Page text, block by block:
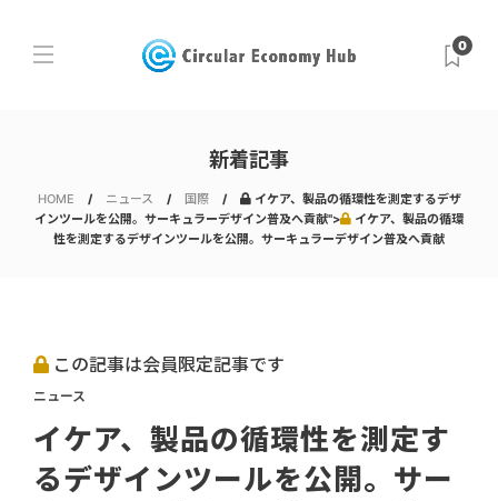
0
新着記事
HOME ニュース 国際
イケア、製品の循環性を測定するデザ
インツールを公開。サーキュラーデザイン普及へ貢献">
イケア、製品の循環
性を測定するデザインツールを公開。サーキュラーデザイン普及へ貢献
この記事は会員限定記事です
ニュース
イケア、製品の循環性を測定す
るデザインツールを公開。サー